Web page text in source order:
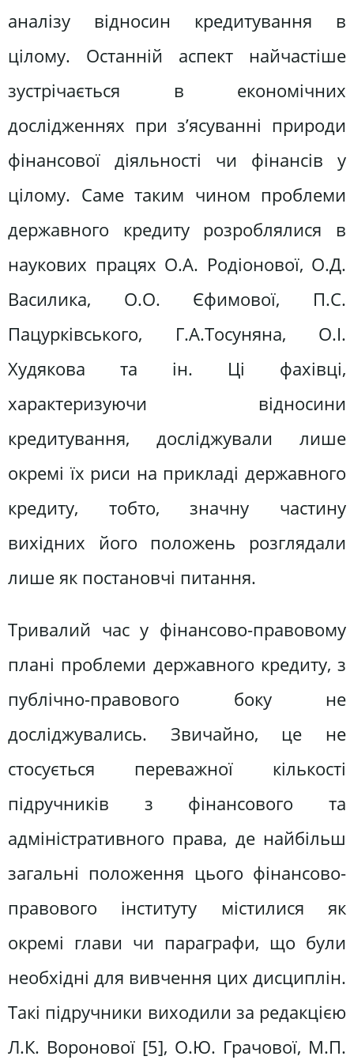
аналізу відносин кредитування в
цілому. Останній аспект найчастіше
зустрічається в економічних
дослідженнях при з’ясуванні природи
фінансової діяльності чи фінансів у
цілому. Саме таким чином проблеми
державного кредиту розроблялися в
наукових працях О.А. Родіонової, О.Д.
Василика, О.О. Єфимової, П.С.
Пацурківського, Г.А.Тосуняна, О.І.
Худякова та ін. Ці фахівці,
характеризуючи відносини
кредитування, досліджували лише
окремі їх риси на прикладі державного
кредиту, тобто, значну частину
вихідних його положень розглядали
лише як постановчі питання.
Тривалий час у фінансово-правовому
плані проблеми державного кредиту, з
публічно-правового боку не
досліджувались. Звичайно, це не
стосується переважної кількості
підручників з фінансового та
адміністративного права, де найбільш
загальні положення цього фінансово-
правового інституту містилися як
окремі глави чи параграфи, що були
необхідні для вивчення цих дисциплін.
Такі підручники виходили за редакцією
Л.К. Воронової [5], О.Ю. Грачової, М.П.